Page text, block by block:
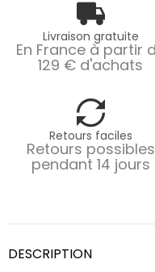
Livraison gratuite
En France à partir
129 € d'achats
Retours faciles
Retours possibles
pendant 14 jours
DESCRIPTION